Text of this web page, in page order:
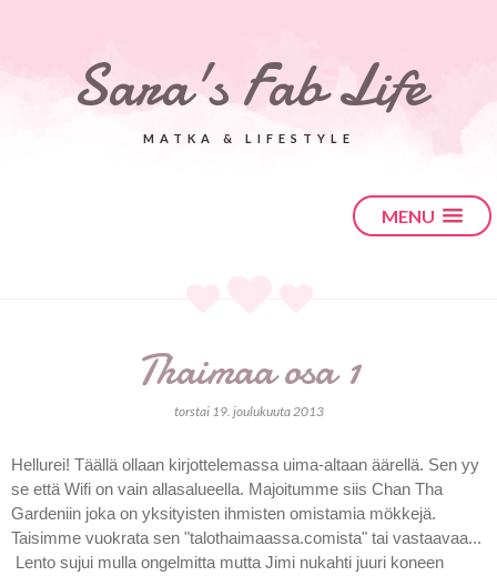
Sara's Fab Life
MATKA & LIFESTYLE
MENU
Thaimaa osa 1
torstai 19. joulukuuta 2013
Hellurei! Täällä ollaan kirjottelemassa uima-altaan äärellä. Sen yy
se että Wifi on vain allasalueella. Majoitumme siis Chan Tha
Gardeniin joka on yksityisten ihmisten omistamia mökkejä.
Taisimme vuokrata sen "talothaimaassa.comista" tai vastaavaa...
Lento sujui mulla ongelmitta mutta Jimi nukahti juuri koneen